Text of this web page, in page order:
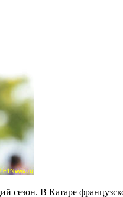
В Катаре